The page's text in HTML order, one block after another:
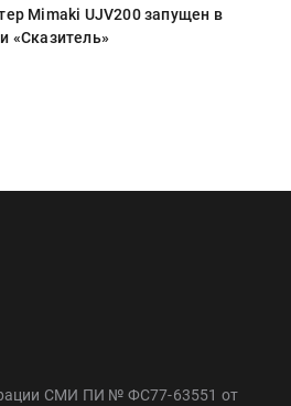
Mimaki UJV200 запущен в
«Сказитель»
СМИ ПИ № ФС77-63551 от